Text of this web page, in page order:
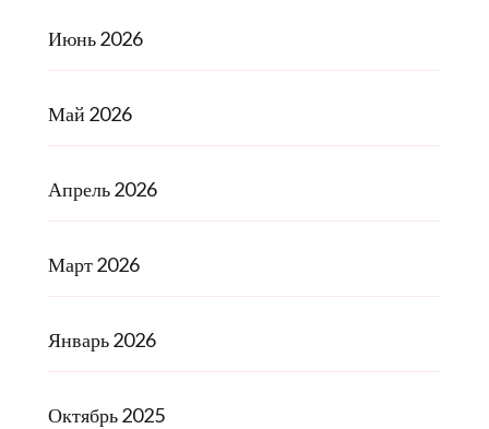
Июнь 2026
Май 2026
Апрель 2026
Март 2026
Январь 2026
Октябрь 2025